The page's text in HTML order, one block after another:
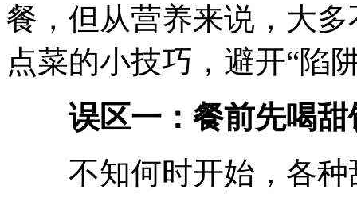
餐，但从营养来说，大
点菜的小技巧，避开“陷
误区一：餐前先喝甜
不知何时开始，各种